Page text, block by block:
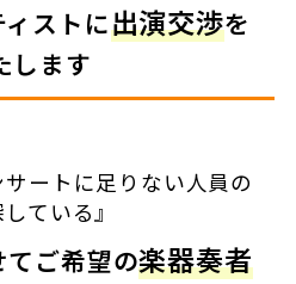
ストに出演交渉を
します
サートに足りない人員の
ている』
てご希望の楽器奏者